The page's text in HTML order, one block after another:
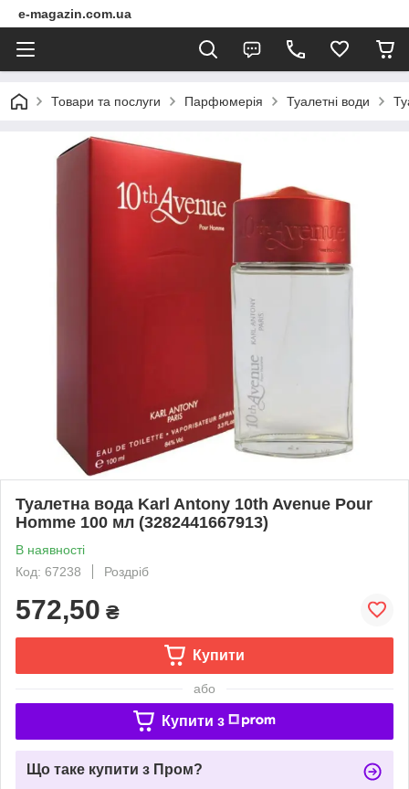
e-magazin.com.ua
Товари та послуги Парфюмерія Туалетні води
Туалетна вода Karl Antony 10th Avenue Pour
Homme 100 мл (3282441667913)
В наявності
Код: 67238
Роздріб
572,50 ₴
Купити
або
Купити з
Що таке купити з Пром?